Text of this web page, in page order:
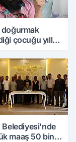
doğurmak
çocuğu yıllar
maaş 50 bin